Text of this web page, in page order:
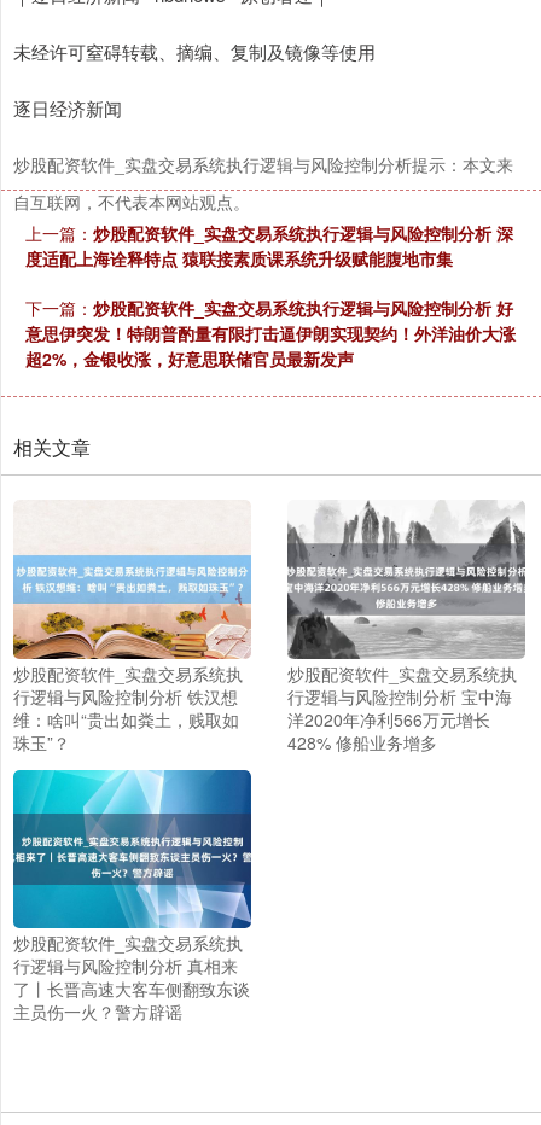
未经许可窒碍转载、摘编、复制及镜像等使用
逐日经济新闻
炒股配资软件_实盘交易系统执行逻辑与风险控制分析提示：本文来
自互联网，不代表本网站观点。
上一篇： 炒股配资软件_实盘交易系统执行逻辑与风险控制分析 深
度适配上海诠释特点 猿联接素质课系统升级赋能腹地市集
下一篇： 炒股配资软件_实盘交易系统执行逻辑与风险控制分析 好
意思伊突发！特朗普酌量有限打击逼伊朗实现契约！外洋油价大涨
超2%，金银收涨，好意思联储官员最新发声
相关文章
炒股配资软件_实盘交易系统执
行逻辑与风险控制分析 铁汉想
维：啥叫“贵出如粪土，贱取如
珠玉”？
炒股配资软件_实盘交易系统执
行逻辑与风险控制分析 宝中海
洋2020年净利566万元增长
428% 修船业务增多
炒股配资软件_实盘交易系统执
行逻辑与风险控制分析 真相来
了丨长晋高速大客车侧翻致东谈
主员伤一火？警方辟谣
上证综指 3900.35 +21.92 +0.57%
深证成指 14110.12